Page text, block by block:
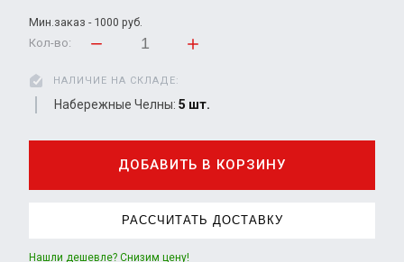
Мин.заказ - 1000 руб.
Кол-во:
НАЛИЧИЕ НА СКЛАДЕ:
Набережные Челны: 5 шт.
ДОБАВИТЬ В КОРЗИНУ
РАССЧИТАТЬ ДОСТАВКУ
Нашли дешевле? Снизим цену!